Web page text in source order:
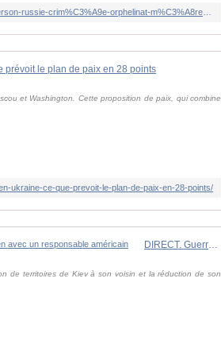
prévoit le plan de paix en 28 points
et Washington. Cette proposition de paix, qui combine
ukraine-ce-que-prevoit-le-plan-de-paix-en-28-points/
DIRECT. Guerre en Ukraine : Volodymyr Zelensky plaide pour une "paix digne" après un entretien avec un responsable américain
de territoires de Kiev à son voisin et la réduction de son